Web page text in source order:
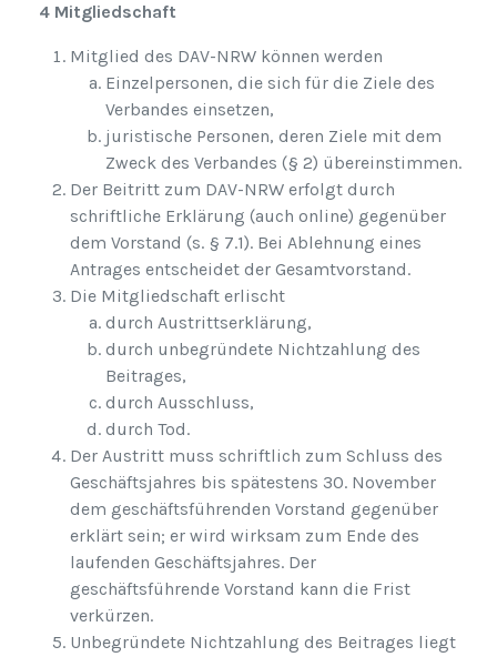
4 Mitgliedschaft
Mitglied des DAV-NRW können werden
Einzelpersonen, die sich für die Ziele des
Verbandes einsetzen,
juristische Personen, deren Ziele mit dem
Zweck des Verbandes (§ 2) übereinstimmen.
Der Beitritt zum DAV-NRW erfolgt durch
schriftliche Erklärung (auch online) gegenüber
dem Vorstand (s. § 7.1). Bei Ablehnung eines
Antrages entscheidet der Gesamtvorstand.
Die Mitgliedschaft erlischt
durch Austrittserklärung,
durch unbegründete Nichtzahlung des
Beitrages,
durch Ausschluss,
durch Tod.
Der Austritt muss schriftlich zum Schluss des
Geschäftsjahres bis spätestens 30. November
dem geschäftsführenden Vorstand gegenüber
erklärt sein; er wird wirksam zum Ende des
laufenden Geschäftsjahres. Der
geschäftsführende Vorstand kann die Frist
verkürzen.
Unbegründete Nichtzahlung des Beitrages liegt